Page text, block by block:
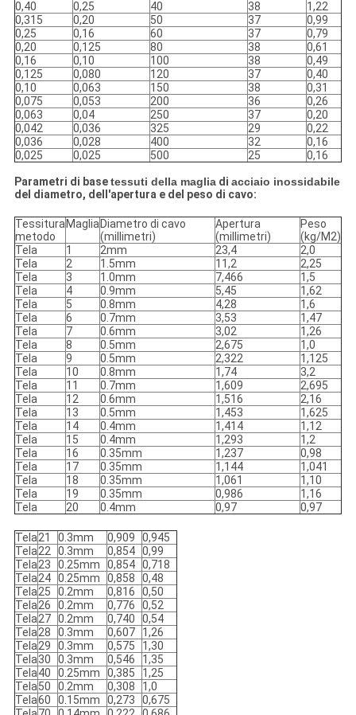
0,40 0,25 40 38
1,22
0,315
0,20 50 37
0,99
0,25
0,16 60 37
0,79
0,20
0,125 80 38
0,61
0,16
0,10 100 38
0,49
0,125
0,080 120 37
0,40
0,10
0,063 150 38
0,31
0,075
0,053 200 36
0,26
0,063
0,04 250 37
0,20
0,042
0,036 325 29
0,22
0,036
0,028 400 32
0,16
0,025
0,025 500 25 0,16
Parametri di basetessuti della magliadi acciaio inossidabile
del diametro, dell'apertura e del peso di cavo:
Tessitura
metodo
MagliaDiametro di cavo
(millimetri)
Apertura
(millimetri)
Peso
(kg/M2)
Tela
1 2mm 23,4
2,0
Tela
2 1.5mm 11,2
2,25
Tela
3 1.0mm 7,466
1,5
Tela
4 0.9mm 5,45
1,62
Tela
5 0.8mm 4,28
1,6
Tela
6 0.7mm 3,53
1,47
Tela
7 0.6mm 3,02
1,26
Tela
8 0.5mm 2,675
1,0
Tela
9 0.5mm 2,322
1,125
Tela
10 0.8mm 1,74
3,2
Tela
11 0.7mm 1,609
2,695
Tela
12 0.6mm 1,516
2,16
Tela
13 0.5mm 1,453
1,625
Tela
14 0.4mm 1,414
1,12
Tela
15 0.4mm 1,293
1,2
Tela
16 0.35mm 1,237
0,98
Tela
17 0.35mm 1,144
1,041
Tela
18 0.35mm 1,061
1,10
Tela
19 0.35mm 0,986
1,16
Tela
20 0.4mm 0,97 0,97
Tela21 0.3mm 0,909
0,945
Tela22 0.3mm 0,854 0,99
Tela23 0.25mm 0,854 0,718
Tela24 0.25mm 0,858
0,48
Tela25 0.2mm 0,816
0,50
Tela26 0.2mm 0,776
0,52
Tela27 0.2mm 0,740
0,54
Tela28 0.3mm 0,607
1,26
Tela29 0.3mm 0,575
1,30
Tela30 0.3mm 0,546
1,35
Tela40 0.25mm 0,385
1,25
Tela50 0.2mm 0,308
1,0
Tela60 0.15mm 0,273
0,675